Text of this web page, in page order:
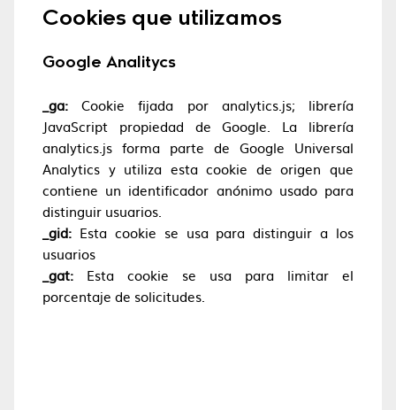
Cookies que utilizamos
Google Analitycs
_ga: Cookie fijada por analytics.js; librería
JavaScript propiedad de Google. La librería
analytics.js forma parte de Google Universal
Analytics y utiliza esta cookie de origen que
contiene un identificador anónimo usado para
distinguir usuarios.
_gid: Esta cookie se usa para distinguir a los
usuarios
_gat: Esta cookie se usa para limitar el
porcentaje de solicitudes.